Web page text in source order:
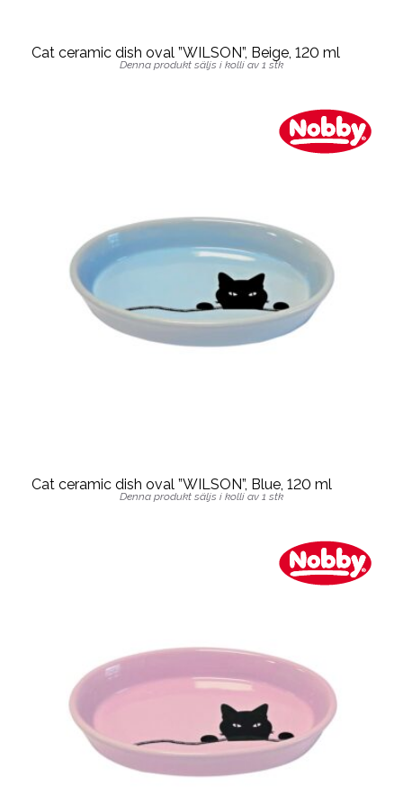
Cat ceramic dish oval ”WILSON”, Beige, 120 ml
Denna produkt säljs i kolli av 1 stk
Cat ceramic dish oval ”WILSON”, Blue, 120 ml
Denna produkt säljs i kolli av 1 stk